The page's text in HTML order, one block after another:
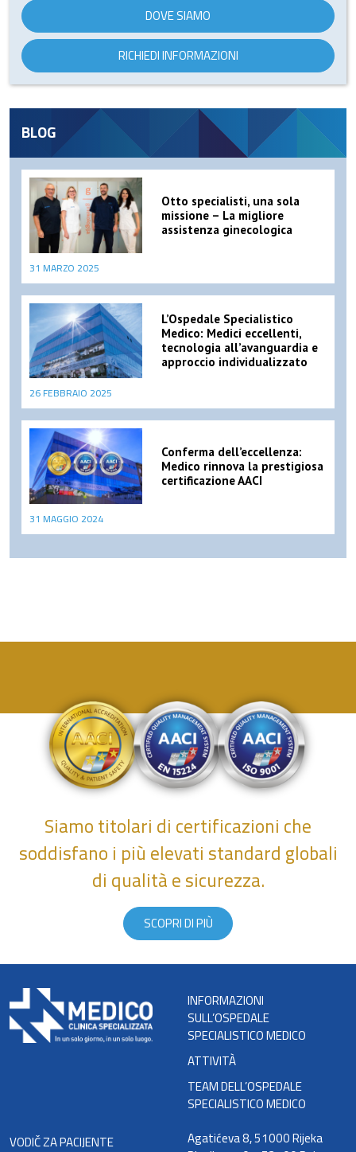
DOVE SIAMO
RICHIEDI INFORMAZIONI
BLOG
Otto specialisti, una sola
missione – La migliore
assistenza ginecologica
31 MARZO 2025
L’Ospedale Specialistico
Medico: Medici eccellenti,
tecnologia all’avanguardia e
approccio individualizzato
26 FEBBRAIO 2025
Conferma dell’eccellenza:
Medico rinnova la prestigiosa
certificazione AACI
31 MAGGIO 2024
Siamo titolari di certificazioni che
soddisfano i più elevati standard globali
di qualità e sicurezza.
SCOPRI DI PIÙ
INFORMAZIONI
SULL’OSPEDALE
SPECIALISTICO MEDICO
ATTIVITÀ
TEAM DELL’OSPEDALE
SPECIALISTICO MEDICO
VODIČ ZA PACIJENTE
Agatićeva 8, 51000 Rijeka